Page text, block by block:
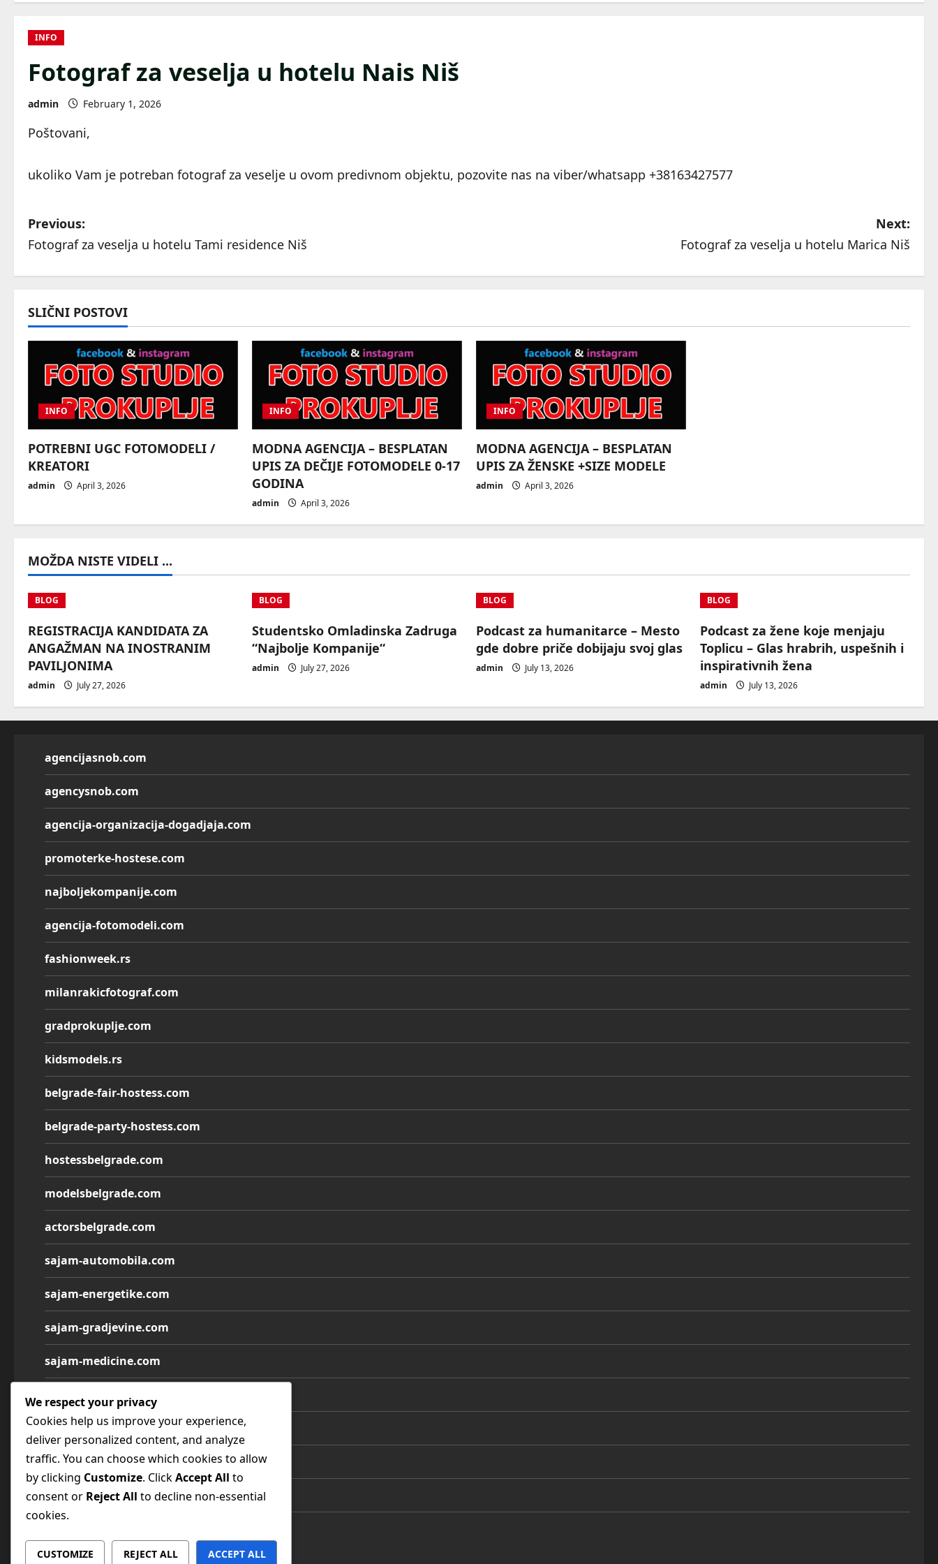
INFO
Fotograf za veselja u hotelu Nais Niš
admin February 1, 2026
Poštovani,
ukoliko Vam je potreban fotograf za veselje u ovom predivnom objektu, pozovite nas na viber/whatsapp +38163427577
P
o
s
t
n
v
i
g
a
t
i
o
n
Previous:
Fotograf za veselja u hotelu Tami residence Niš
Next:
Fotograf za veselja u hotelu Marica Niš
SLIČNI POSTOVI
INFO
POTREBNI UGC FOTOMODELI /
KREATORI
admin April 3, 2026
INFO
MODNA AGENCIJA – BESPLATAN
UPIS ZA DEČIJE FOTOMODELE 0-17
GODINA
admin April 3, 2026
INFO
MODNA AGENCIJA – BESPLATAN
UPIS ZA ŽENSKE +SIZE MODELE
admin April 3, 2026
MOŽDA NISTE VIDELI ...
BLOG
REGISTRACIJA KANDIDATA ZA
ANGAŽMAN NA INOSTRANIM
PAVILJONIMA
admin July 27, 2026
BLOG
Studentsko Omladinska Zadruga
“Najbolje Kompanije“
admin July 27, 2026
BLOG
Podcast za humanitarce – Mesto
gde dobre priče dobijaju svoj glas
admin July 13, 2026
BLOG
Podcast za žene koje menjaju
Toplicu – Glas hrabrih, uspešnih i
inspirativnih žena
admin July 13, 2026
agencijasnob.com
agencysnob.com
agencija-organizacija-dogadjaja.com
promoterke-hostese.com
najboljekompanije.com
agencija-fotomodeli.com
fashionweek.rs
milanrakicfotograf.com
gradprokuplje.com
kidsmodels.rs
belgrade-fair-hostess.com
belgrade-party-hostess.com
hostessbelgrade.com
modelsbelgrade.com
actorsbelgrade.com
sajam-automobila.com
sajam-energetike.com
sajam-gradjevine.com
sajam-medicine.com
sajam-namestaja.com
sajam-poljoprivrede.com
sajam-tehnike.com
sajam-turizma.com
We respect your privacy
Cookies help us improve your experience,
deliver personalized content, and analyze
traffic. You can choose which cookies to allow
by clicking Customize. ClickAccept All to
consent or Reject All to decline non-essential
cookies.
CUSTOMIZE REJECT ALL ACCEPT ALL